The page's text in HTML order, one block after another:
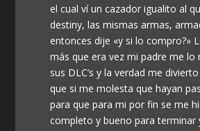
el cual ví un cazador igualito al
destiny, las mismas armas,
entonces dije «y si lo compro?»
más que era vez mi padre me
sus DLC’s y la verdad me
que si me molesta que hayan
para que para mi por fin se me
completo y bueno para terminar